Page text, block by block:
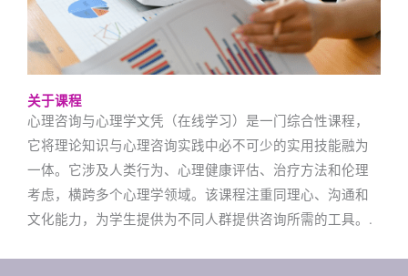
关于课程
心理咨询与心理学文凭（在线学习）是一门综合性课程，
它将理论知识与心理咨询实践中必不可少的实用技能融为
一体。它涉及人类行为、心理健康评估、治疗方法和伦理
考虑，横跨多个心理学领域。该课程注重同理心、沟通和
文化能力，为学生提供为不同人群提供咨询所需的工具。.